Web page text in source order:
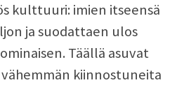
kulttuuri: imien itseensä
ja suodattaen ulos
Täällä asuvat
kiinnostuneita